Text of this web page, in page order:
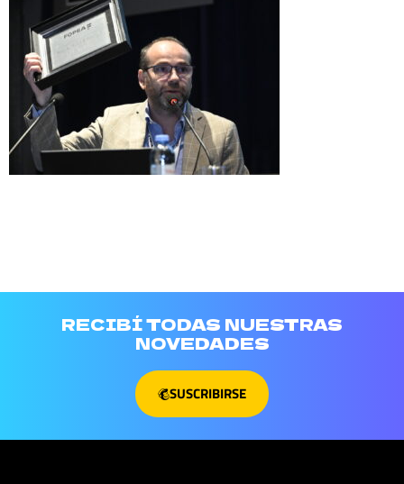
RECIBÍ TODAS NUESTRAS
NOVEDADES
SUSCRIBIRSE